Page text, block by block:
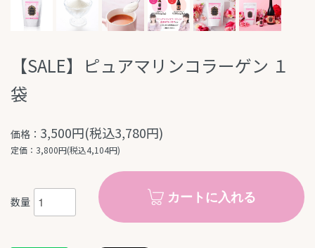
【SALE】ピュアマリンコラーゲン １
袋
価格： 3,500円(税込3,780円)
定価：3,800円(税込4,104円)
数量 カートに入れる